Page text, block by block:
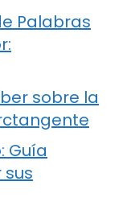
Palabras
sobre la
Guía